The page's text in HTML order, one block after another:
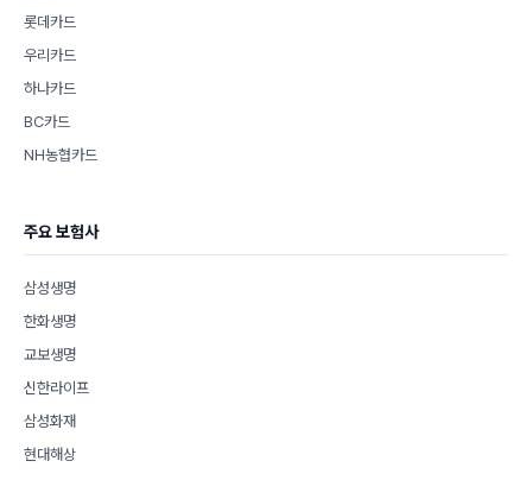
롯데카드
우리카드
하나카드
BC카드
NH농협카드
주요 보험사
삼성생명
한화생명
교보생명
신한라이프
삼성화재
현대해상